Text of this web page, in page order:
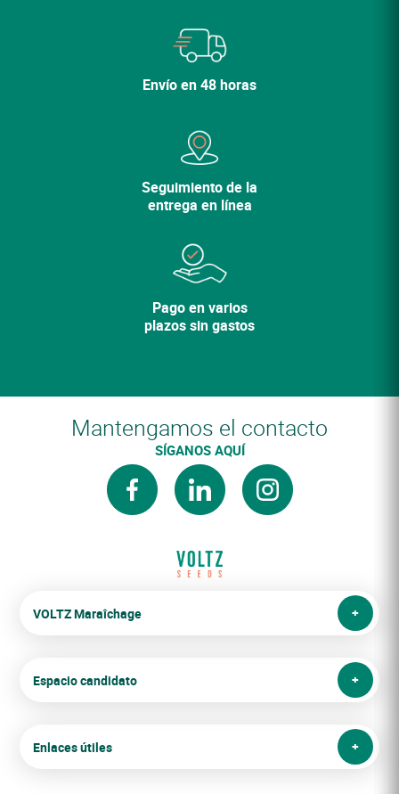
Envío en 48 horas
Seguimiento de la
entrega en línea
Pago en varios
plazos sin gastos
Mantengamos el contacto
SÍGANOS AQUÍ
facebooklinkedin instagram
VOLTZ Maraîchage
Espacio candidato
Enlaces útiles